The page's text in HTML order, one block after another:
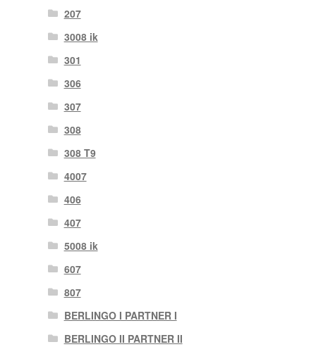
207
3008 ik
301
306
307
308
308 T9
4007
406
407
5008 ik
607
807
BERLINGO I PARTNER I
BERLINGO II PARTNER II